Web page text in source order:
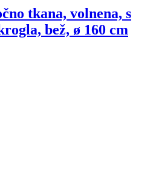
tkana, volnena, s
bež, ø 160 cm